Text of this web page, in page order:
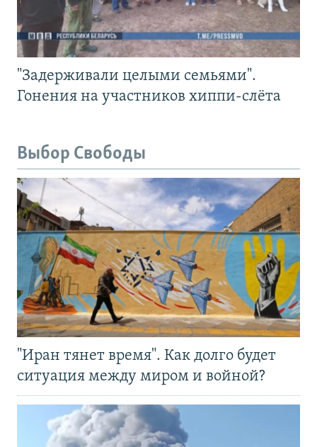
"Задерживали целыми семьями".
Гонения на участников хиппи-слёта
Выбор Свободы
"Иран тянет время". Как долго будет
ситуация между миром и войной?